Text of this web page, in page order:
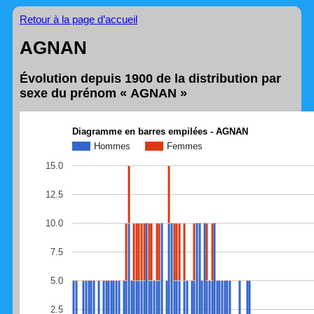
Retour à la page d’accueil
AGNAN
Évolution depuis 1900 de la distribution par
sexe du prénom « AGNAN »
Diagramme en barres empilées - AGNAN
Hommes
Femmes
2.5
5.0
7.5
10.0
12.5
15.0